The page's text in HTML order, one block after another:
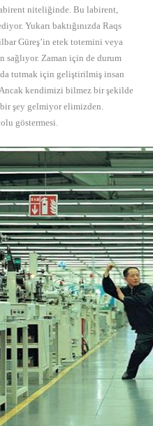
niteliğinde. Bu labirent,
Yukarı baktığınızda Raqs
Güreş’in etek totemini veya
sağlıyor. Zaman için de durum
tutmak için geliştirilmiş insan
kendimizi bilmez bir şekilde
şey gelmiyor elimizden.
göstermesi.